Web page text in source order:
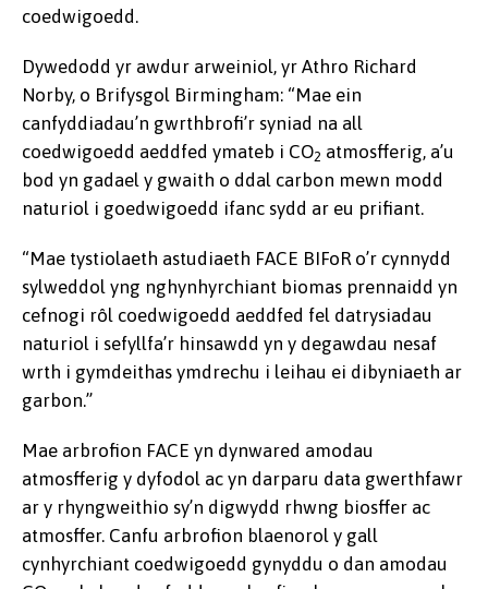
coedwigoedd.
Dywedodd yr awdur arweiniol, yr Athro Richard
Norby, o Brifysgol Birmingham: “Mae ein
canfyddiadau’n gwrthbrofi’r syniad na all
coedwigoedd aeddfed ymateb i CO2 atmosfferig, a’u
bod yn gadael y gwaith o ddal carbon mewn modd
naturiol i goedwigoedd ifanc sydd ar eu prifiant.
“Mae tystiolaeth astudiaeth FACE BIFoR o’r cynnydd
sylweddol yng nghynhyrchiant biomas prennaidd yn
cefnogi rôl coedwigoedd aeddfed fel datrysiadau
naturiol i sefyllfa’r hinsawdd yn y degawdau nesaf
wrth i gymdeithas ymdrechu i leihau ei dibyniaeth ar
garbon.”
Mae arbrofion FACE yn dynwared amodau
atmosfferig y dyfodol ac yn darparu data gwerthfawr
ar y rhyngweithio sy’n digwydd rhwng biosffer ac
atmosffer. Canfu arbrofion blaenorol y gall
cynhyrchiant coedwigoedd gynyddu o dan amodau